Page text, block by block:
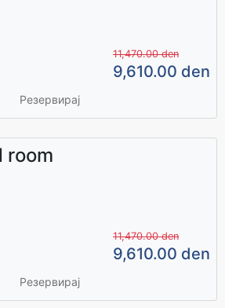
11,470.00 den
9,610.00 den
Резервирај
room
11,470.00 den
9,610.00 den
Резервирај